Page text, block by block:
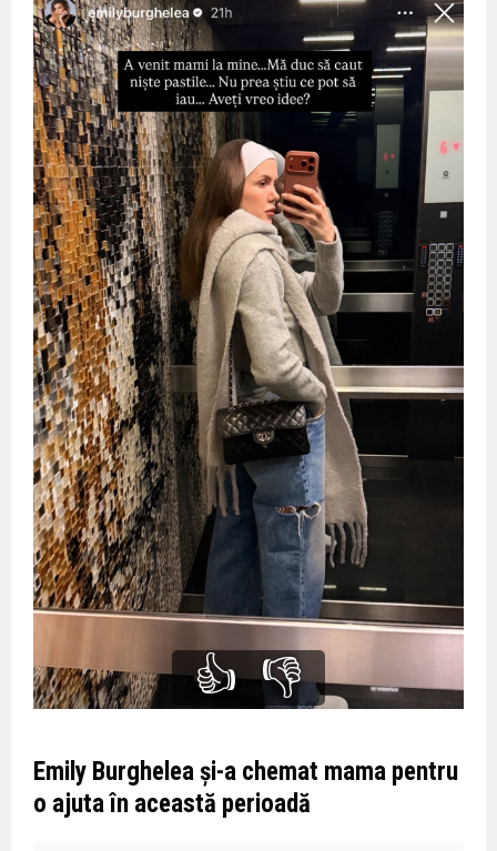
👍 👎
Emily Burghelea și-a chemat mama pentru
o ajuta în această perioadă